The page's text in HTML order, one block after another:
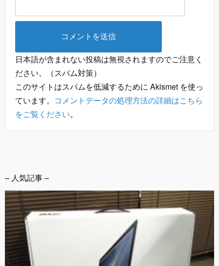
日本語が含まれない投稿は無視されますのでご注意く
ださい。（スパム対策）
このサイトはスパムを低減するために Akismet を使っ
ています。 コメントデータの処理方法の詳細はこちら
をご覧ください。
– 人気記事 –